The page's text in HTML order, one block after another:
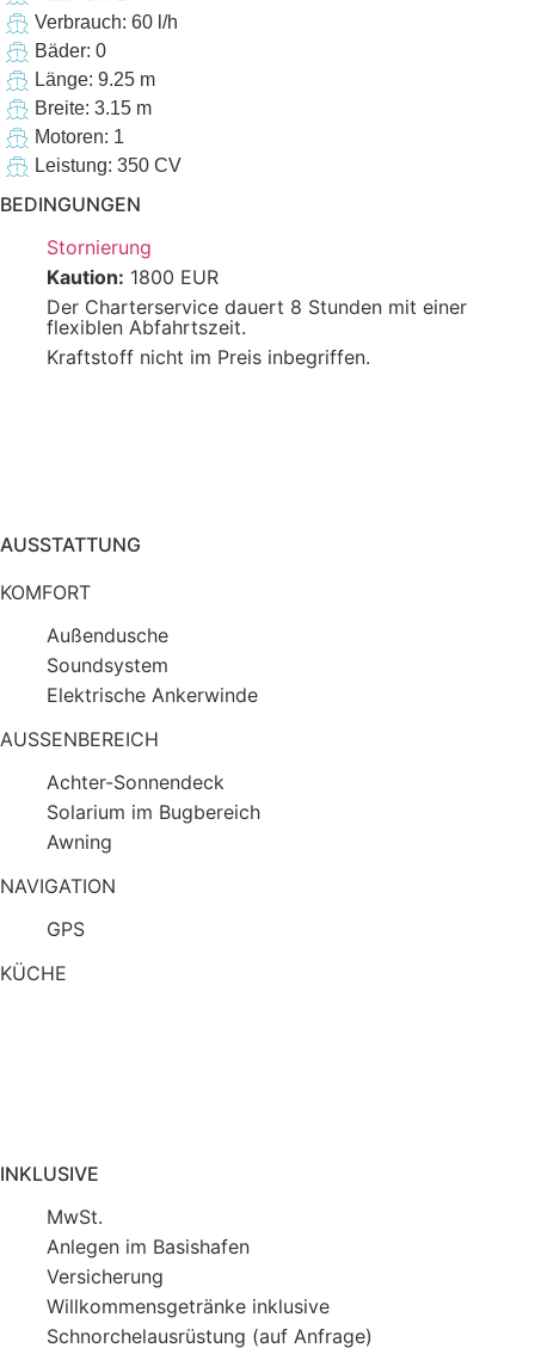
Verbrauch: 60 l/h
Bäder: 0
Länge: 9.25 m
Breite: 3.15 m
Motoren: 1
Leistung: 350 CV
BEDINGUNGEN
Stornierung
Kaution: 1800 EUR
Der Charterservice dauert 8 Stunden mit einer
flexiblen Abfahrtszeit.
Kraftstoff nicht im Preis inbegriffen.
AUSSTATTUNG
KOMFORT
Außendusche
Soundsystem
Elektrische Ankerwinde
AUSSENBEREICH
Achter-Sonnendeck
Solarium im Bugbereich
Awning
NAVIGATION
GPS
KÜCHE
INKLUSIVE
MwSt.
Anlegen im Basishafen
Versicherung
Willkommensgetränke inklusive
Schnorchelausrüstung (auf Anfrage)